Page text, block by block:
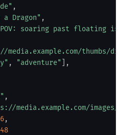
,
a Dragon" ,
soaring past floating
thumbs/
, "adventure"
,
,
media.example.com/
,